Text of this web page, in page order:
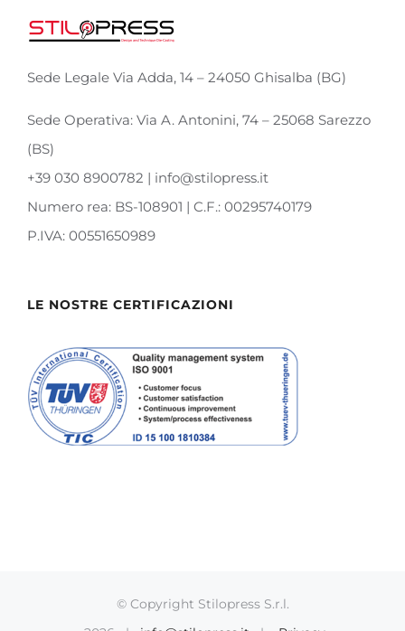
Sede Legale Via Adda, 14 – 24050 Ghisalba (BG)
Sede Operativa: Via A. Antonini, 74 – 25068 Sarezzo
(BS)
+39 030 8900782 | info@stilopress.it
Numero rea: BS-108901 | C.F.: 00295740179
P.IVA: 00551650989
LE NOSTRE CERTIFICAZIONI
© Copyright Stilopress S.r.l.